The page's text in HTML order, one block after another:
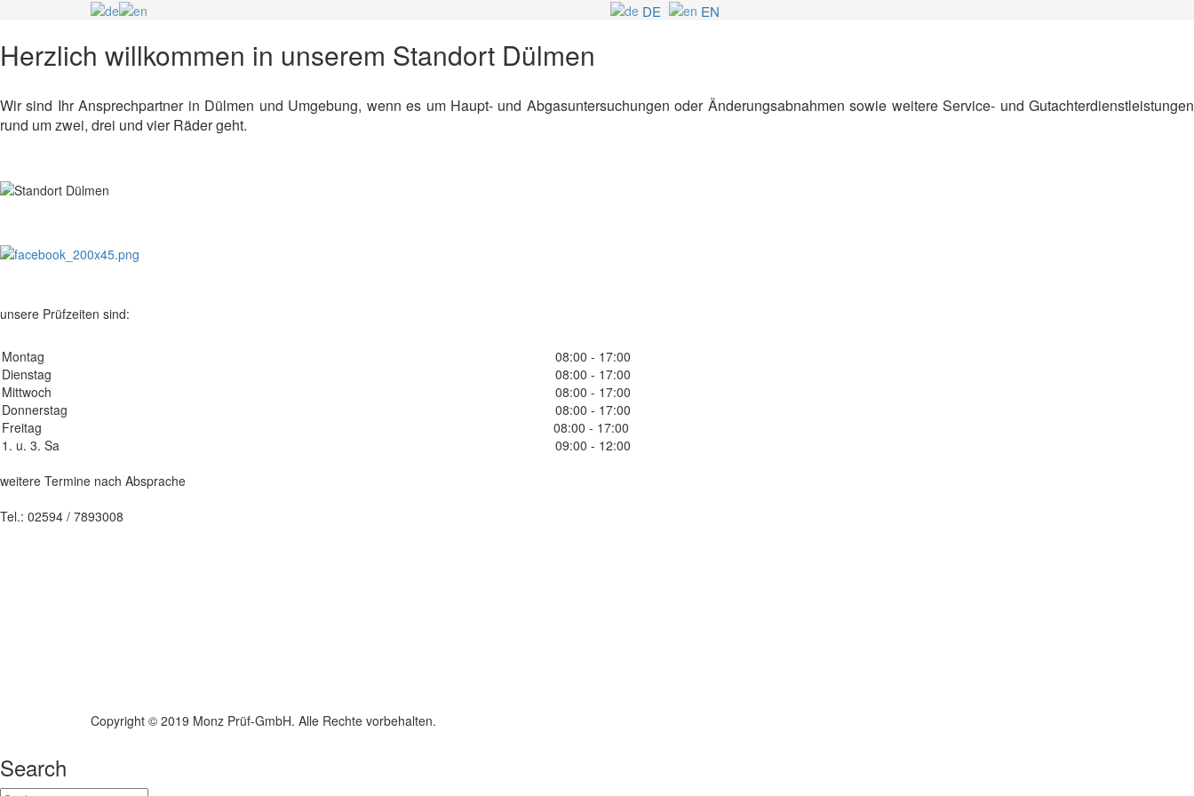
DE EN
Herzlich willkommen in unserem Standort Dülmen
Wir sind Ihr Ansprechpartner in Dülmen und Umgebung, wenn es um Haupt- und Abgasuntersuchungen oder Änderungsabnahmen sowie weitere Service- und Gutachterdienstleistungen
rund um zwei, drei und vier Räder geht.
unsere Prüfzeiten sind:
Montag
08:00 - 17:00
Dienstag
08:00 - 17:00
Mittwoch
08:00 - 17:00
Donnerstag
08:00 - 17:00
Freitag
08:00 - 17:00
1. u. 3. Sa
09:00 - 12:00
weitere Termine nach Absprache
Tel.: 02594 / 7893008
Copyright © 2019 Monz Prüf-GmbH. Alle Rechte vorbehalten.
Search